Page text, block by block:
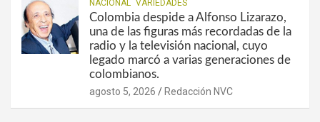
NACIONAL VARIEDADES
Colombia despide a Alfonso Lizarazo,
una de las figuras más recordadas de la
radio y la televisión nacional, cuyo
legado marcó a varias generaciones de
colombianos.
agosto 5, 2026 Redacción NVC